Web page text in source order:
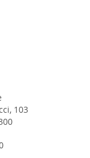
103